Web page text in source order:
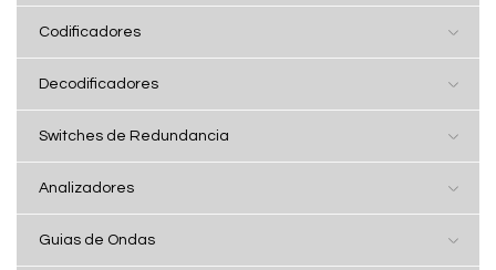
Codificadores
Decodificadores
Switches de Redundancia
Analizadores
Guias de Ondas